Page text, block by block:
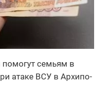
помогут семьям в
атаке ВСУ в Архипо-